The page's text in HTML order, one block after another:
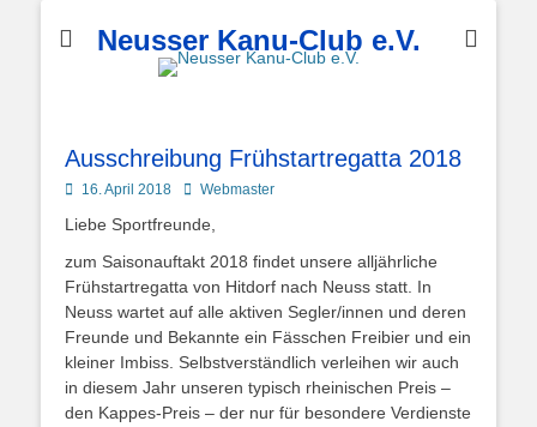
Neusser Kanu-Club e.V.
Ausschreibung Frühstartregatta 2018
Posted
16. April 2018 AutorWebmaster
Liebe Sportfreunde,
zum Saisonauftakt 2018 findet unsere alljährliche
Frühstartregatta von Hitdorf nach Neuss statt. In
Neuss wartet auf alle aktiven Segler/innen und deren
Freunde und Bekannte ein Fässchen Freibier und ein
kleiner Imbiss. Selbstverständlich verleihen wir auch
in diesem Jahr unseren typisch rheinischen Preis –
den Kappes-Preis – der nur für besondere Verdienste